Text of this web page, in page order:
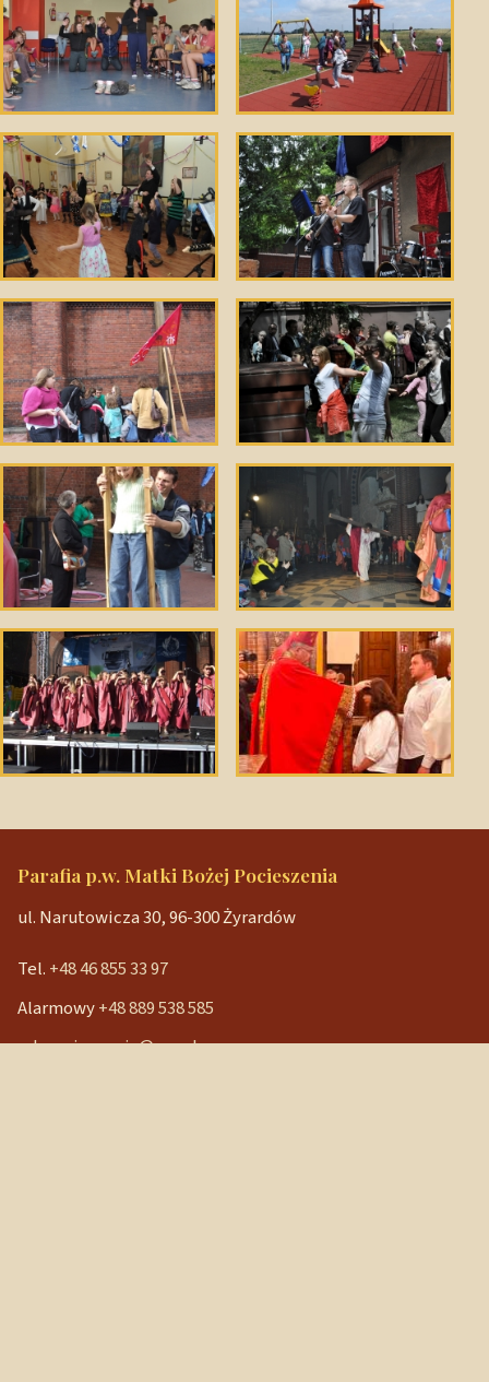
Parafia p.w. Matki Bożej Pocieszenia
ul. Narutowicza 30, 96-300 Żyrardów
Tel. +48 46 855 33 97
Alarmowy+48 889 538 585
mbpocieszenia@wp.pl